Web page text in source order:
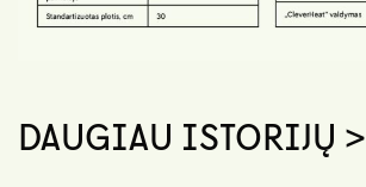
DAUGIAU ISTORIJŲ >